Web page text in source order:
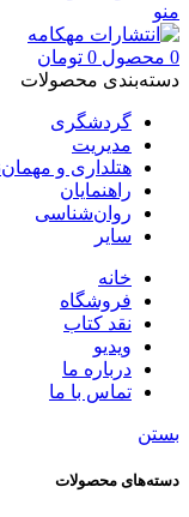
منو
0 محصول 0 تومان
دسته‌بندی محصولات
گردشگری
مدیریت
هتلداری و
راهنمایان
روان‌شناسی
سایر
خانه
فروشگاه
نقد کتاب
ویدیو
درباره‌ ما
تماس با ما
بستن
دسته‌های محصولات